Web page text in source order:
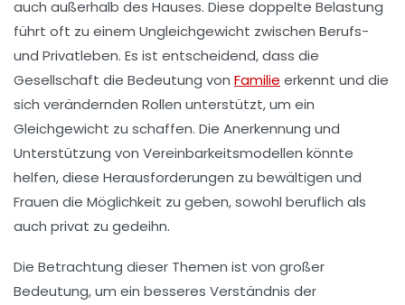
auch außerhalb des Hauses. Diese doppelte Belastung
führt oft zu einem Ungleichgewicht zwischen Berufs-
und Privatleben. Es ist entscheidend, dass die
Gesellschaft die Bedeutung von Familie erkennt und die
sich verändernden Rollen unterstützt, um ein
Gleichgewicht zu schaffen. Die Anerkennung und
Unterstützung von Vereinbarkeitsmodellen könnte
helfen, diese Herausforderungen zu bewältigen und
Frauen die Möglichkeit zu geben, sowohl beruflich als
auch privat zu gedeihn.
Die Betrachtung dieser Themen ist von großer
Bedeutung, um ein besseres Verständnis der